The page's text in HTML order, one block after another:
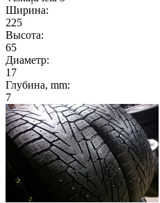
Ширина:
225
Высота:
65
Диаметр:
17
Глубина, mm:
7